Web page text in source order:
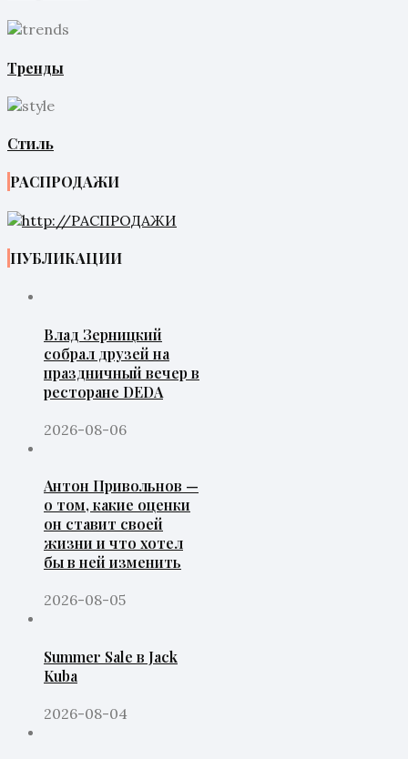
Тренды
Стиль
РАСПРОДАЖИ
ПУБЛИКАЦИИ
Влад Зерницкий
собрал друзей на
праздничный вечер в
ресторане DEDA
2026-08-06
Антон Привольнов —
о том, какие оценки
он ставит своей
жизни и что хотел
бы в ней изменить
2026-08-05
Summer Sale в Jack
Kuba
2026-08-04